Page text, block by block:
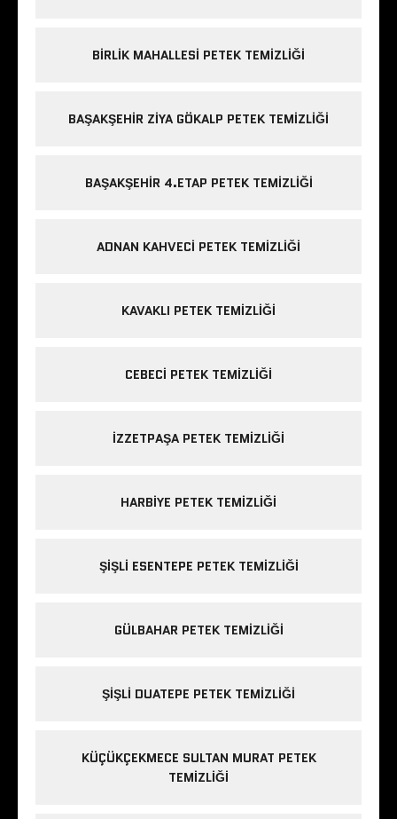
BIRLIK MAHALLESI PETEK TEMIZLIĞI
BAŞAKŞEHIR ZIYA GÖKALP PETEK TEMIZLIĞI
BAŞAKŞEHIR 4.ETAP PETEK TEMIZLIĞI
ADNAN KAHVECI PETEK TEMIZLIĞI
KAVAKLI PETEK TEMIZLIĞI
CEBECI PETEK TEMIZLIĞI
IZZETPAŞA PETEK TEMIZLIĞI
HARBIYE PETEK TEMIZLIĞI
ŞIŞLI ESENTEPE PETEK TEMIZLIĞI
GÜLBAHAR PETEK TEMIZLIĞI
ŞIŞLI DUATEPE PETEK TEMIZLIĞI
KÜÇÜKÇEKMECE SULTAN MURAT PETEK
TEMIZLIĞI